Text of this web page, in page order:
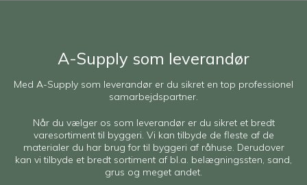
A-Supply som leverandør
Med A-Supply som leverandør er du sikret en top professionel
samarbejdspartner.
Når du vælger os som leverandør er du sikret et bredt
varesortiment til byggeri. Vi kan tilbyde de fleste af de
materialer du har brug for til byggeri af råhuse. Derudover
kan vi tilbyde et bredt sortiment af bl.a. belægningssten, sand,
grus og meget andet.